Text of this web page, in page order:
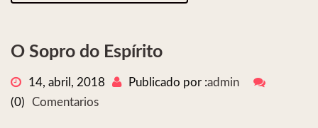
O Sopro do Espírito
14, abril, 2018 Publicado por :admin
(0)
Comentarios